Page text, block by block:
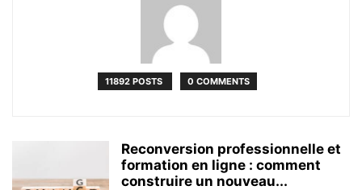
11892 POSTS 0 COMMENTS
Reconversion professionnelle et
formation en ligne : comment
construire un nouveau...